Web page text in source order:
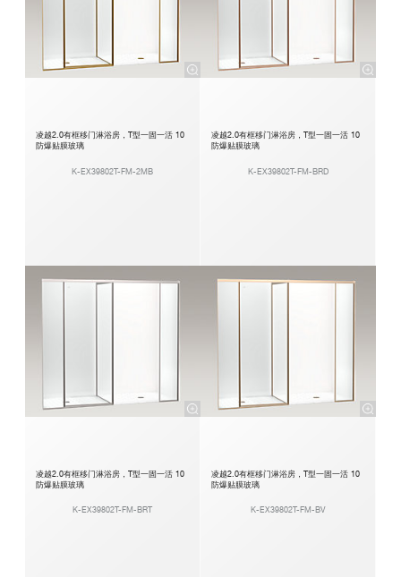
凌越2.0有框移门淋浴房，T型一固一活 10
防爆贴膜玻璃
K-EX39802T-FM-2MB
凌越2.0有框移门淋浴房，T型一固一活 10
防爆贴膜玻璃
K-EX39802T-FM-BRD
凌越2.0有框移门淋浴房，T型一固一活 10
防爆贴膜玻璃
K-EX39802T-FM-BRT
凌越2.0有框移门淋浴房，T型一固一活 10
防爆贴膜玻璃
K-EX39802T-FM-BV